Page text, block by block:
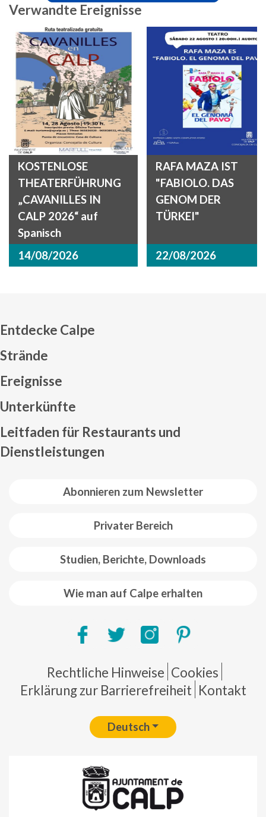
Verwandte Ereignisse
KOSTENLOSE
THEATERFÜHRUNG
„CAVANILLES IN
CALP 2026“ auf
Spanisch
14/08/2026
RAFA MAZA IST
"FABIOLO. DAS
GENOM DER
TÜRKEI"
22/08/2026
Abonnieren zum Newsletter
Privater Bereich
Studien, Berichte, Downloads
Wie man auf Calpe erhalten
Entdecke Calpe
Strände
Ereignisse
Unterkünfte
Leitfaden für Restaurants und
Dienstleistungen
Pie de página
Rechtliche Hinweise Cookies
Erklärung zur Barrierefreiheit Kontakt
Deutsch